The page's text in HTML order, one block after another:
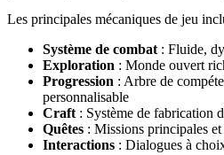
Les principales mécaniques de jeu
Système de combat : Fluide,
Exploration : Monde ouvert
Progression : Arbre de
personnalisable
Craft : Système de fabrication
Quêtes : Missions principales
Interactions : Dialogues à